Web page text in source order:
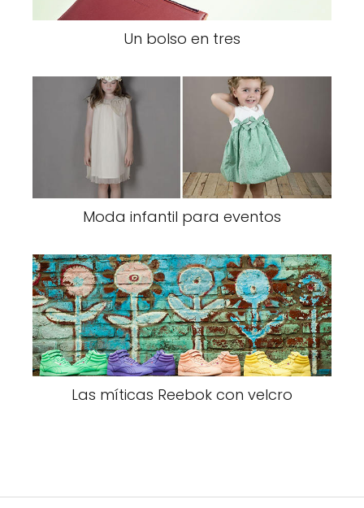
Un bolso en tres
Moda infantil para eventos
Las míticas Reebok con velcro